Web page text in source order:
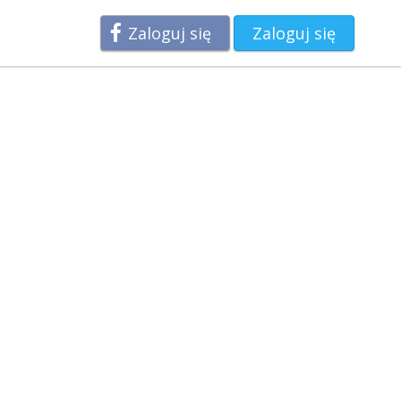
Zaloguj się Zaloguj się